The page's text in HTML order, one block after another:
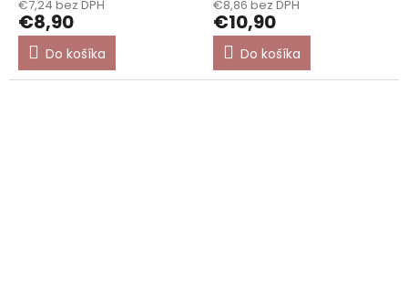
€7,24 bez DPH
€8,90
Do košíka
€8,86 bez DPH
€10,90
Do košíka